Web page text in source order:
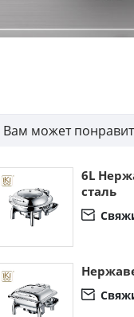
Вам может
6L
сталь

